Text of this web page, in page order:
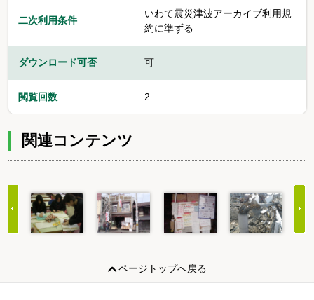
二次利用条件
いわて震災津波アーカイブ利用規
約に準ずる
ダウンロード可否 可
閲覧回数 2
関連コンテンツ
20
ページトップへ戻る